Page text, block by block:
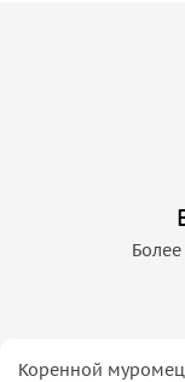
Коренной